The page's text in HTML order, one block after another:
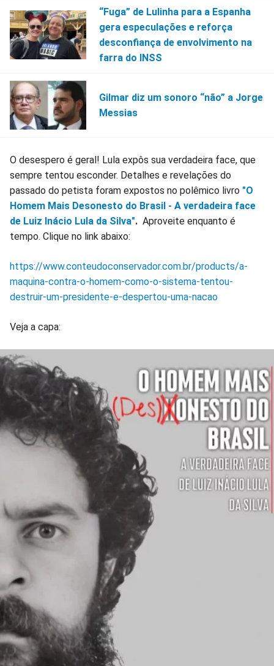
“Fuga” de Lulinha para a Espanha
gera especulações e reforça
desconfiança de envolvimento na
farra do INSS
Gilmar diz um sonoro “não” a Jorge
Messias
O desespero é geral! Lula expôs sua verdadeira face, que
sempre tentou esconder. Detalhes e revelações do
passado do petista foram expostos no polêmico livro "O
Homem Mais Desonesto do Brasil - A verdadeira face
de Luiz Inácio Lula da Silva". Aproveite enquanto é
tempo. Clique no link abaixo:
https://www.conteudoconservador.com.br/products/a-
maquina-contra-o-homem-como-o-sistema-tentou-
destruir-um-presidente-e-despertou-uma-nacao
Veja a capa: